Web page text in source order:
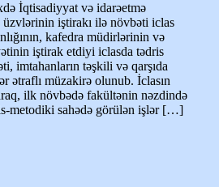
İqtisadiyyat və idarəetmə
iştirakı ilə növbəti iclas
kafedra müdirlərinin və
iştirak etdiyi iclasda tədris
imtahanların təşkili və qarşıda
ətraflı müzakirə olunub. İclasın
ilk növbədə fakültənin nəzdində
metodiki sahədə görülən işlər […]